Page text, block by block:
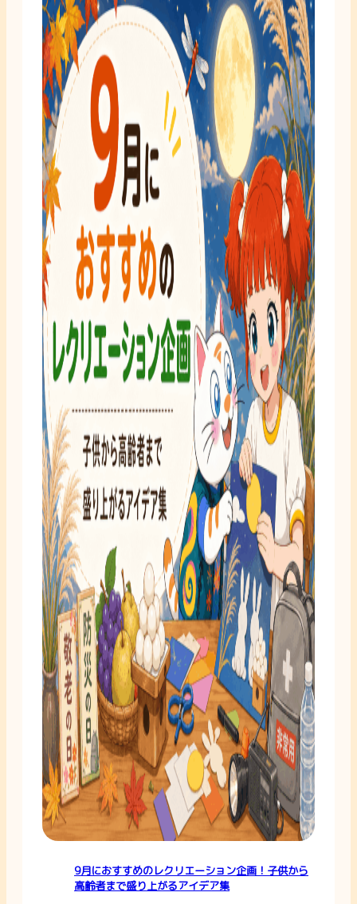
9月におすすめのレクリエーション企画！子供から
高齢者まで盛り上がるアイデア集